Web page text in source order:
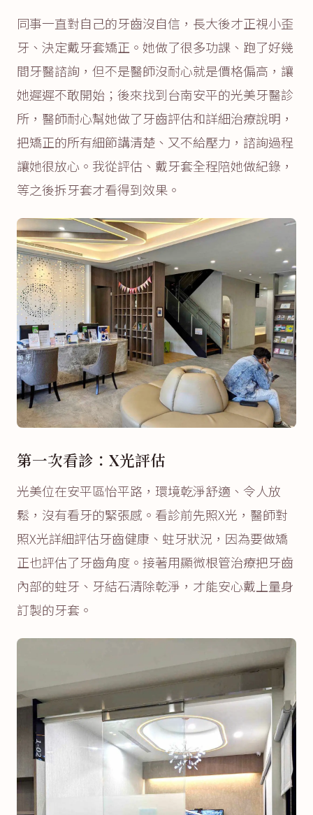
同事一直對自己的牙齒沒自信，長大後才正視小歪
牙、決定戴牙套矯正。她做了很多功課、跑了好幾
間牙醫諮詢，但不是醫師沒耐心就是價格偏高，讓
她遲遲不敢開始；後來找到台南安平的光美牙醫診
所，醫師耐心幫她做了牙齒評估和詳細治療說明，
把矯正的所有細節講清楚、又不給壓力，諮詢過程
讓她很放心。我從評估、戴牙套全程陪她做紀錄，
等之後拆牙套才看得到效果。
第一次看診：X光評估
光美位在安平區怡平路，環境乾淨舒適、令人放
鬆，沒有看牙的緊張感。看診前先照X光，醫師對
照X光詳細評估牙齒健康、蛀牙狀況，因為要做矯
正也評估了牙齒角度。接著用顯微根管治療把牙齒
內部的蛀牙、牙結石清除乾淨，才能安心戴上量身
訂製的牙套。